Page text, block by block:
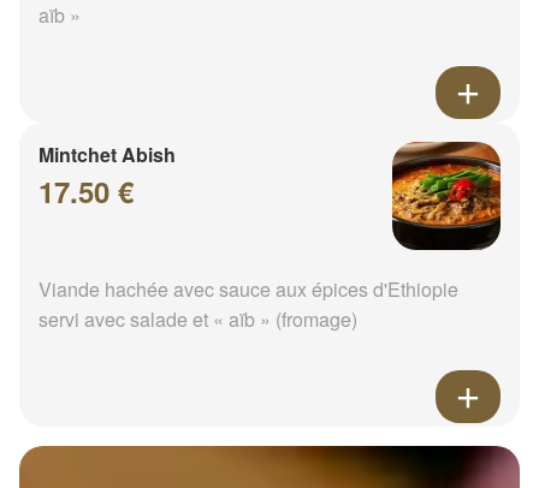
aïb »
Mintchet Abish
17.50 €
Viande hachée avec sauce aux épices d'Ethiopie
servi avec salade et « aïb » (fromage)